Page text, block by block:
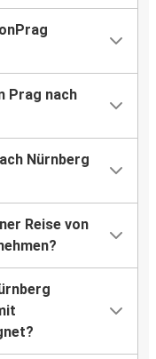
Prag nach
Nürnberg
Reise von